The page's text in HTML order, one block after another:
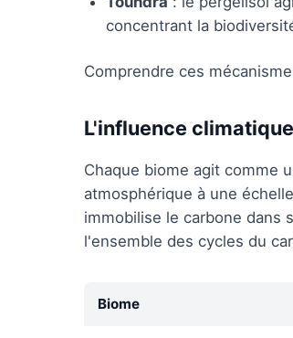
concentrant la
Comprendre ces
L'influence
Chaque biome agit comme
atmosphérique à une
immobilise le carbone dans
l'ensemble des cycles du
Biome